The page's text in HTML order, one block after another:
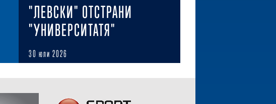
"ЛЕВСКИ" ОТСТРАНИ
"УНИВЕРСИТАТЯ"
30 юли 2026